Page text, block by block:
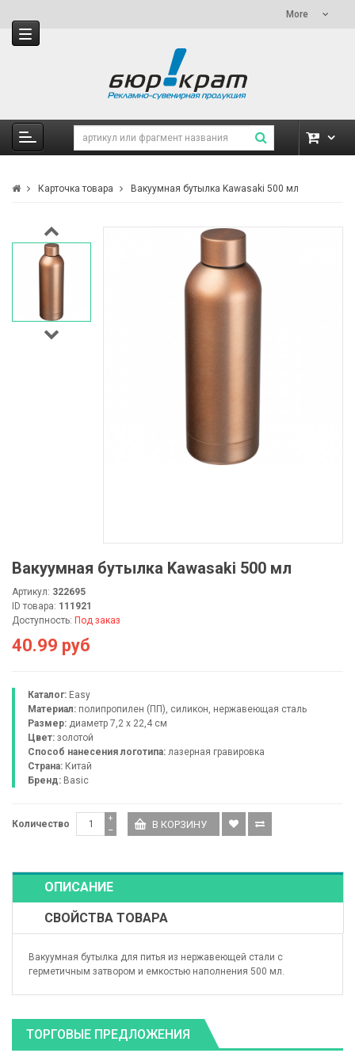
More
Карточка товара Вакуумная бутылка Kawasaki 500 мл
Вакуумная бутылка Kawasaki 500 мл
Артикул: 322695
ID товара: 111921
Доступность: Под заказ
40.99 руб
Каталог: Easy
Материал: полипропилен (ПП), силикон, нержавеющая сталь
Размер: диаметр 7,2 x 22,4 см
Цвет: золотой
Способ нанесения логотипа: лазерная гравировка
Страна: Китай
Бренд: Basic
Количество −
+
ОПИСАНИЕ
СВОЙСТВА ТОВАРА
Вакуумная бутылка для питья из нержавеющей стали с
герметичным затвором и емкостью наполнения 500 мл.
ТОРГОВЫЕ ПРЕДЛОЖЕНИЯ